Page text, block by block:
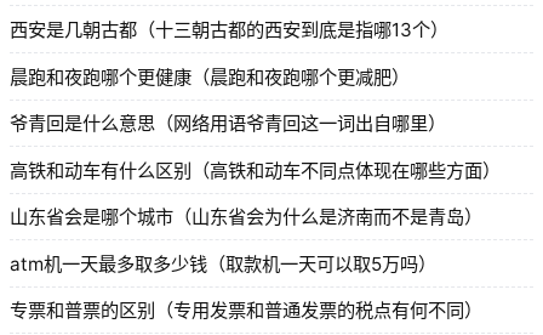
西安是几朝古都（十三朝古都的西安到底是指哪13个）
晨跑和夜跑哪个更健康（晨跑和夜跑哪个更减肥）
爷青回是什么意思（网络用语爷青回这一词出自哪里）
高铁和动车有什么区别（高铁和动车不同点体现在哪些方面）
山东省会是哪个城市（山东省会为什么是济南而不是青岛）
atm机一天最多取多少钱（取款机一天可以取5万吗）
专票和普票的区别（专用发票和普通发票的税点有何不同）